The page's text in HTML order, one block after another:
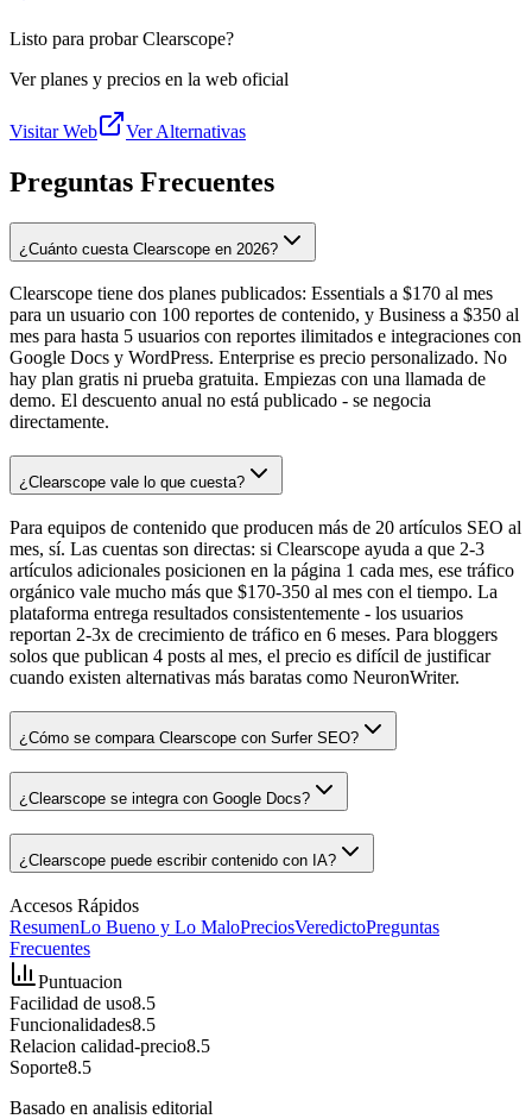
Listo para probar Clearscope?
Ver planes y precios en la web oficial
Visitar Web Ver Alternativas
Preguntas Frecuentes
¿Cuánto cuesta Clearscope en 2026?
Clearscope tiene dos planes publicados: Essentials a $170 al mes
para un usuario con 100 reportes de contenido, y Business a $350 al
mes para hasta 5 usuarios con reportes ilimitados e integraciones con
Google Docs y WordPress. Enterprise es precio personalizado. No
hay plan gratis ni prueba gratuita. Empiezas con una llamada de
demo. El descuento anual no está publicado - se negocia
directamente.
¿Clearscope vale lo que cuesta?
Para equipos de contenido que producen más de 20 artículos SEO al
mes, sí. Las cuentas son directas: si Clearscope ayuda a que 2-3
artículos adicionales posicionen en la página 1 cada mes, ese tráfico
orgánico vale mucho más que $170-350 al mes con el tiempo. La
plataforma entrega resultados consistentemente - los usuarios
reportan 2-3x de crecimiento de tráfico en 6 meses. Para bloggers
solos que publican 4 posts al mes, el precio es difícil de justificar
cuando existen alternativas más baratas como NeuronWriter.
¿Cómo se compara Clearscope con Surfer SEO?
¿Clearscope se integra con Google Docs?
¿Clearscope puede escribir contenido con IA?
Accesos Rápidos
ResumenLo Bueno y Lo MaloPreciosVeredictoPreguntas
Frecuentes
Puntuacion
Facilidad de uso8.5
Funcionalidades8.5
Relacion calidad-precio8.5
Soporte8.5
Basado en analisis editorial